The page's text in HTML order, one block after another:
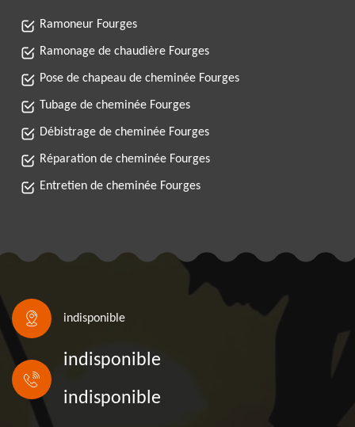
Ramoneur Fourges
Ramonage de chaudière Fourges
Pose de chapeau de cheminée Fourges
Tubage de cheminée Fourges
Débistrage de cheminée Fourges
Réparation de cheminée Fourges
Entretien de cheminée Fourges
indisponible
indisponible
indisponible